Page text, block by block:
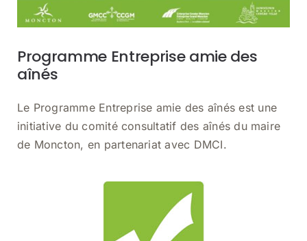
Programme Entreprise amie des
aînés
Le Programme Entreprise amie des aînés est une
initiative du comité consultatif des aînés du maire
de Moncton, en partenariat avec DMCI.